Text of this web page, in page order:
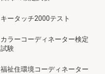
キータッチ2000テスト
カラーコーディネーター検定
試験
福祉住環境コーディネーター